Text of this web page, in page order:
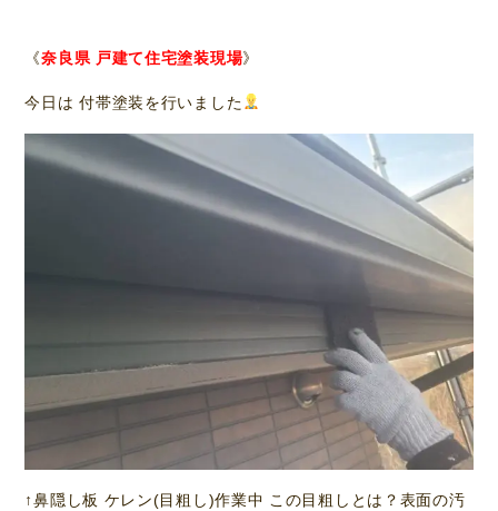
《奈良県 戸建て住宅塗装現場》
今日は 付帯塗装を行いました
↑鼻隠し板 ケレン(目粗し)作業中 この目粗しとは？表面の汚